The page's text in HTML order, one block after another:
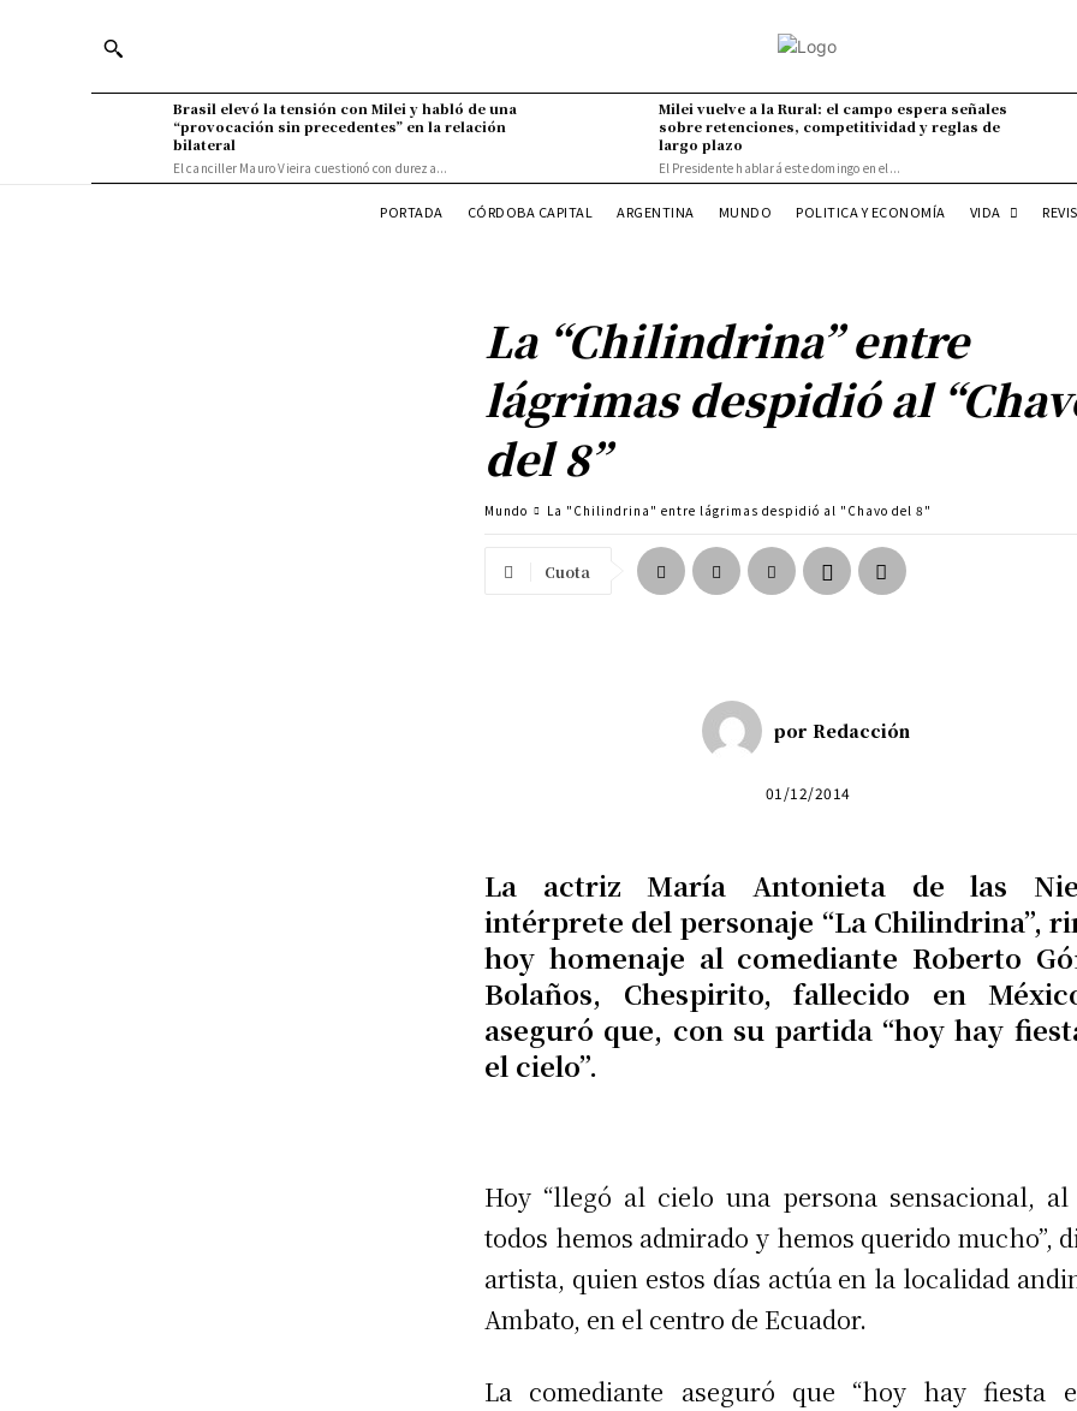
Brasil elevó la tensión con Milei y habló de una
“provocación sin precedentes” en la relación
bilateral
El canciller Mauro Vieira cuestionó con dureza...
Milei vuelve a la Rural: el campo espera señales
sobre retenciones, competitividad y reglas de
largo plazo
El Presidente hablará este domingo en el...
PORTADA CÓRDOBA CAPITAL ARGENTINA MUNDO POLITICA Y ECONOMÍA VIDA
La “Chilindrina” entre
lágrimas despidió al
del 8”
Mundo La "Chilindrina" entre lágrimas despidió al "Chavo del 8"
Cuota
por Redacción
01/12/2014
La actriz María Antonieta de las
intérprete del personaje “La Chilindrina”,
hoy homenaje al comediante Roberto
Bolaños, Chespirito, fallecido en
aseguró que, con su partida “hoy hay
el cielo”.
Hoy “llegó al cielo una persona sensacional,
todos hemos admirado y hemos querido mucho”,
artista, quien estos días actúa en la localidad
Ambato, en el centro de Ecuador.
La comediante aseguró que “hoy hay fiesta